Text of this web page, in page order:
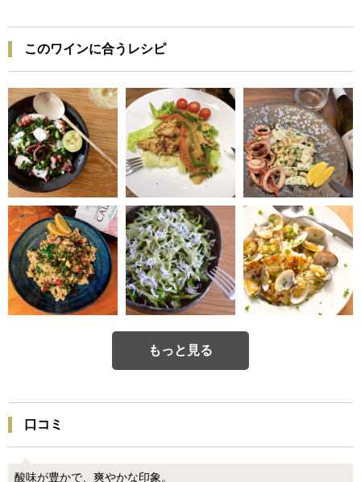
このワインに合うレシピ
もっと見る
口コミ
酸味が豊かで、爽やかな印象。